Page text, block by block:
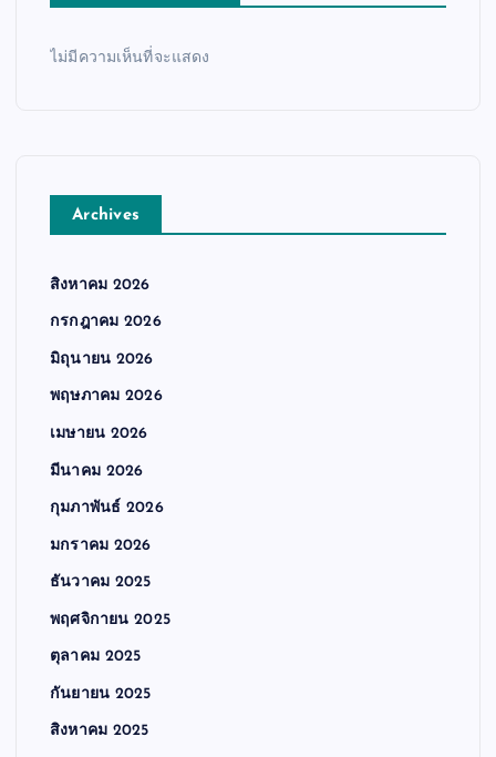
ไม่มีความเห็นที่จะแสดง
Archives
สิงหาคม 2026
กรกฎาคม 2026
มิถุนายน 2026
พฤษภาคม 2026
เมษายน 2026
มีนาคม 2026
กุมภาพันธ์ 2026
มกราคม 2026
ธันวาคม 2025
พฤศจิกายน 2025
ตุลาคม 2025
กันยายน 2025
สิงหาคม 2025